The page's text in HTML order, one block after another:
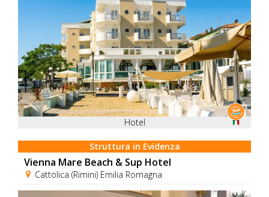
Hotel
Struttura in Evidenza
Vienna Mare Beach & Sup Hotel
Cattolica (Rimini) Emilia Romagna